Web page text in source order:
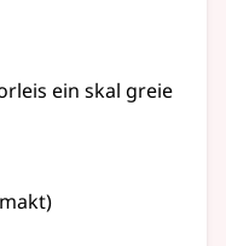
ein skal greie